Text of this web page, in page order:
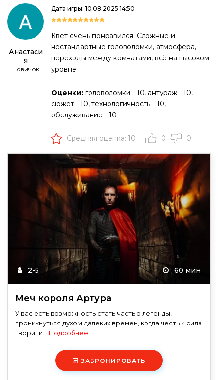
Анастаси
я
Новичок
Дата игры: 10.08.2025 14:50
Квет очень понравился. Сложные и
нестандартные головоломки, атмосфера,
переходы между комнатами, всё на высоком
уровне.
Оценки: головоломки - 10, антураж - 10,
сюжет - 10, технологичность - 10,
обслуживание - 10
Средняя оценка: 10 0 0
2-5 60 мин
Меч короля Артура
У вас есть возможность стать частью легенды,
проникнуться духом далеких времен, когда честь и сила
творили... Подробнее
ЗАБРОНИРОВАТЬ